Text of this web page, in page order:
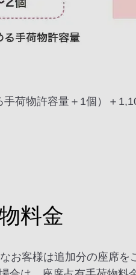
荷物許容量＋1個）＋
料金
お客様は追加分の座席